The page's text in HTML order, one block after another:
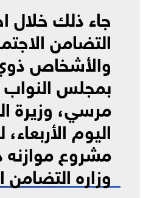
جاء ذلك خلال
التضامن
والأشخاص
بمجلس النواب
مرسي، وزيرة
اليوم
مشروع موازنه
وزاره التضامن